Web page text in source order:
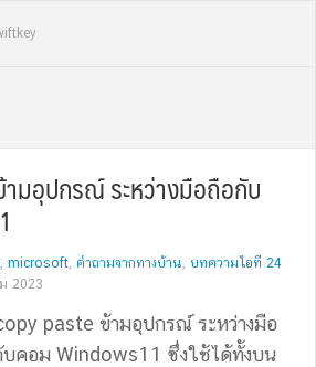
มอุปกรณ์ ระหว่างมือถือกับ
, microsoft, คำถามจากทางบ้าน, บทความไอที 24
2023
paste ข้ามอุปกรณ์ ระหว่างมือ
คอม Windows11 ซึ่งใช้ได้ทั้งบน